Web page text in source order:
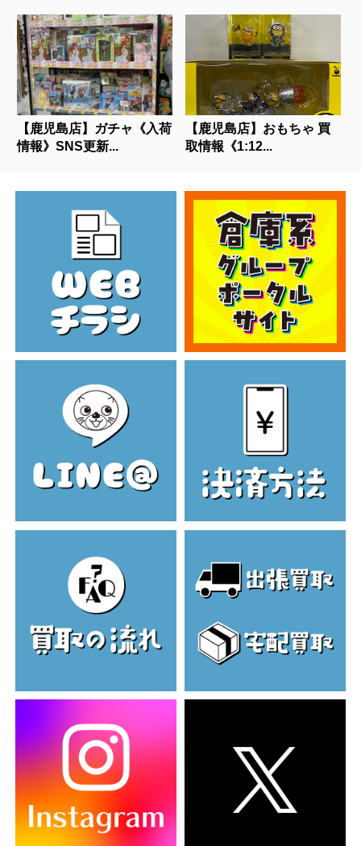
【鹿児島店】ガチャ《入荷
情報》SNS更新...
【鹿児島店】おもちゃ 買
取情報《1:12...